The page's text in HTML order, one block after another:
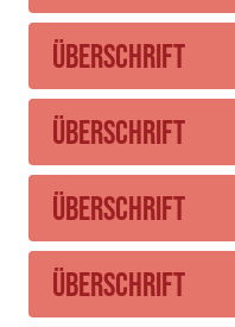
Überschrift
Überschrift
Überschrift
Überschrift